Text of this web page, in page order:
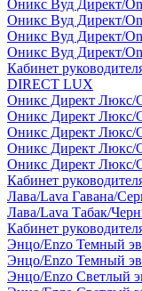
Оникс Вуд Директ/
Оникс Вуд Директ/
Оникс Вуд Директ/
Оникс Вуд Директ/
Кабинет
DIRECT LUX
Оникс Директ Люкс/
Оникс Директ Люкс/
Оникс Директ Люкс/
Оникс Директ Люкс/
Оникс Директ Люкс/
Кабинет
Лава/Lava Гавана/
Лава/Lava Табак/
Кабинет
Энцо/Enzo Темный
Энцо/Enzo Темный
Энцо/Enzo Светлый